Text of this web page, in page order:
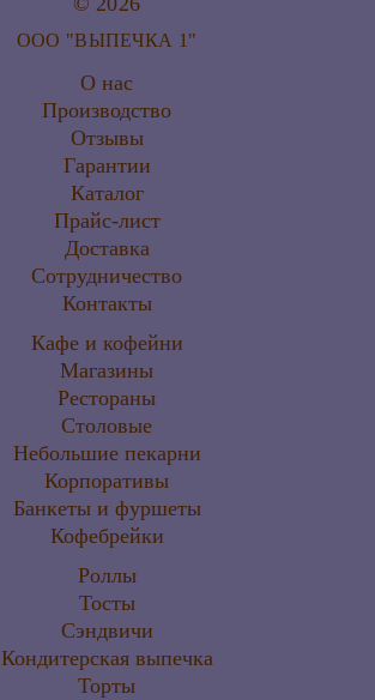
ООО "ВЫПЕЧКА 1"
О нас
Производство
Отзывы
Гарантии
Каталог
Прайс-лист
Доставка
Сотрудничество
Контакты
Кафе и кофейни
Магазины
Рестораны
Столовые
Небольшие пекарни
Корпоративы
Банкеты и фуршеты
Кофебрейки
Роллы
Тосты
Сэндвичи
Кондитерская выпечка
Торты